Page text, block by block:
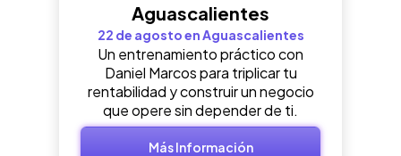
Aguascalientes
22 de agosto en Aguascalientes
Un entrenamiento práctico con
Daniel Marcos para triplicar tu
rentabilidad y construir un negocio
que opere sin depender de ti.
Más Información